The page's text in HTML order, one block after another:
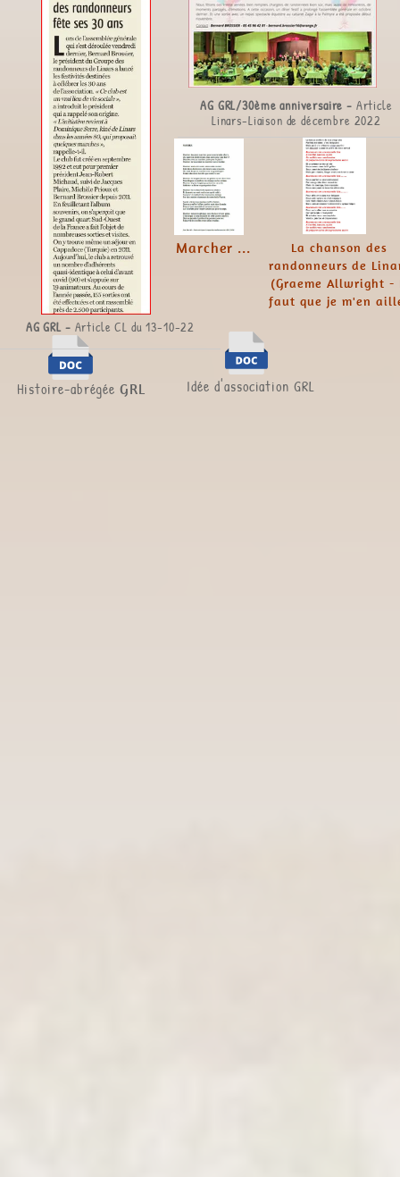
AG GRL/30ème anniversaire - Article
Linars-Liaison de décembre 2022
La chanson des
randonneurs de
(Graeme Allwright -
faut que je m'en
Marcher ...
AG GRL - Article CL du 13-10-22
Idée d'association GRL
Histoire-abrégée GRL